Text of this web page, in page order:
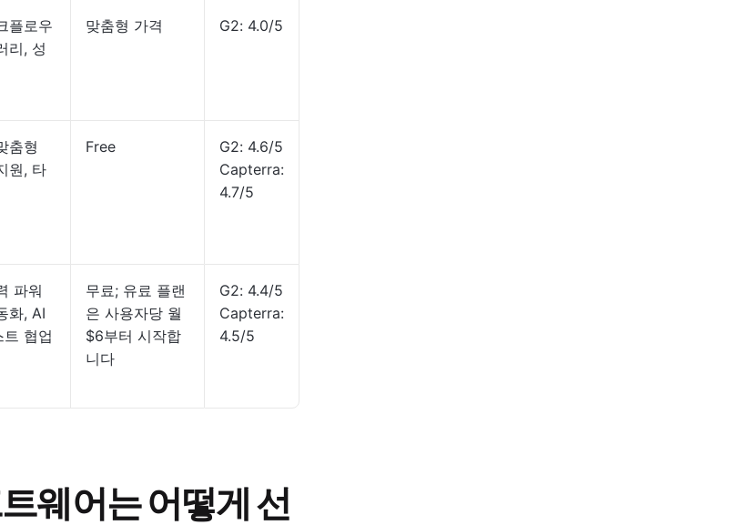
플로우
리, 성
맞춤형 가격 G2: 4.0/5
춤형
원, 타
Free
G2: 4.6/5
Capterra:
4.7/5
파워
화, AI
트 협업
무료; 유료 플랜
은 사용자당 월
$6부터 시작합
니다
G2: 4.4/5
Capterra:
4.5/5
웨어는 어떻게 선